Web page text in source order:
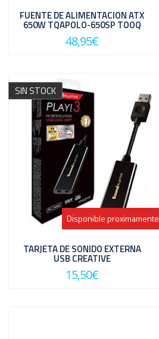
FUENTE DE ALIMENTACION ATX
650W TQAPOLO-650SP TOOQ
48,95€
SIN STOCK
TARJETA DE SONIDO EXTERNA
USB CREATIVE
15,50€
Disponible proximamente